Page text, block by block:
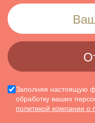
Заполняя настоящую
обработку ваших
политикой компании